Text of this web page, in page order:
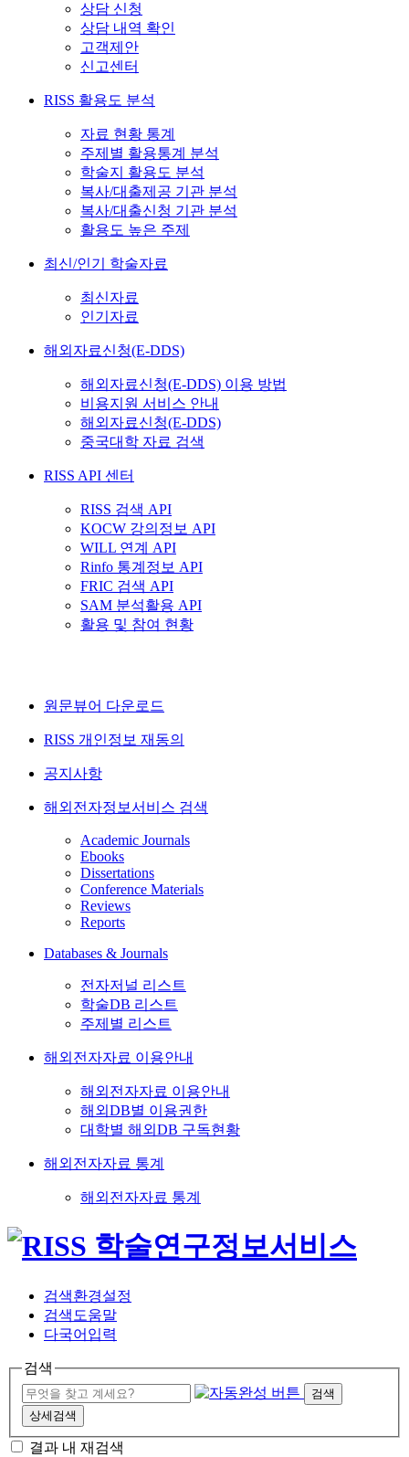
상담 신청
상담 내역 확인
고객제안
신고센터
RISS 활용도 분석
자료 현황 통계
주제별 활용통계 분석
학술지 활용도 분석
복사/대출제공 기관 분석
복사/대출신청 기관 분석
활용도 높은 주제
최신/인기 학술자료
최신자료
인기자료
해외자료신청(E-DDS)
해외자료신청(E-DDS) 이용 방법
비용지원 서비스 안내
해외자료신청(E-DDS)
중국대학 자료 검색
RISS API 센터
RISS 검색 API
KOCW 강의정보 API
WILL 연계 API
Rinfo 통계정보 API
FRIC 검색 API
SAM 분석활용 API
활용 및 참여 현황
원문뷰어 다운로드
RISS 개인정보 재동의
공지사항
해외전자정보서비스 검색
Academic Journals
Ebooks
Dissertations
Conference Materials
Reviews
Reports
Databases & Journals
전자저널 리스트
학술DB 리스트
주제별 리스트
해외전자자료 이용안내
해외전자자료 이용안내
해외DB별 이용권한
대학별 해외DB 구독현황
해외전자자료 통계
해외전자자료 통계
검색환경설정
검색도움말
다국어입력
검색
검색
상세검색
결과 내 재검색